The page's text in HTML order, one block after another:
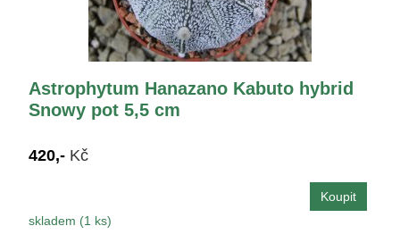
Astrophytum Hanazano Kabuto hybrid
Snowy pot 5,5 cm
420,- Kč
skladem (1 ks)